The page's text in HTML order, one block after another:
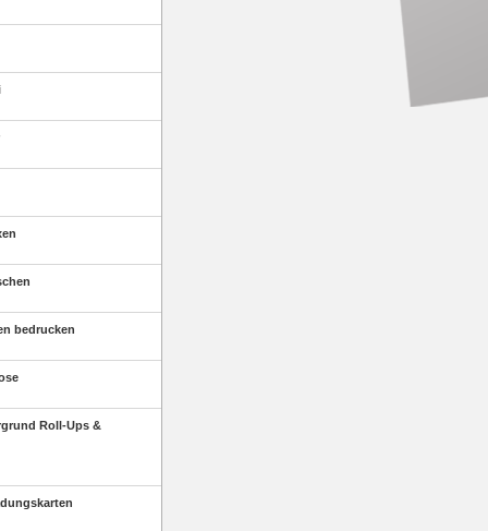
bedrucken
Roll-Ups &